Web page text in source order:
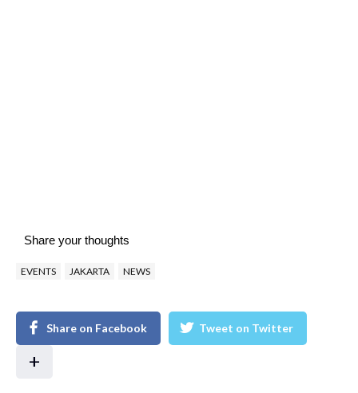
Share your thoughts
EVENTS JAKARTA NEWS
Share on Facebook Tweet on Twitter
+